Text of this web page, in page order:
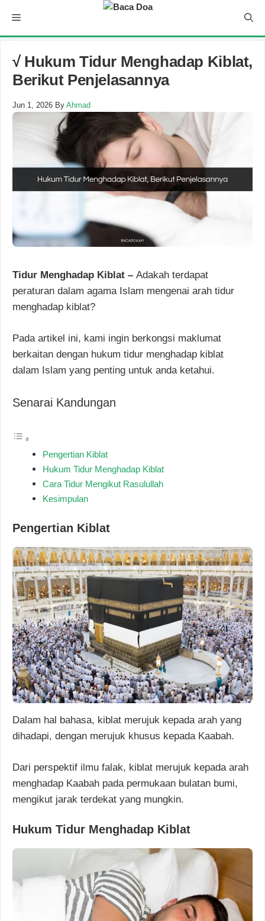
content
Menu
√ Hukum Tidur Menghadap Kiblat,
Berikut Penjelasannya
Jun 1, 2026 By Ahmad
Tidur Menghadap Kiblat – Adakah terdapat
peraturan dalam agama Islam mengenai arah tidur
menghadap kiblat?
Pada artikel ini, kami ingin berkongsi maklumat
berkaitan dengan hukum tidur menghadap kiblat
dalam Islam yang penting untuk anda ketahui.
Senarai Kandungan
Pengertian Kiblat
Hukum Tidur Menghadap Kiblat
Cara Tidur Mengikut Rasulullah
Kesimpulan
Pengertian Kiblat
Dalam hal bahasa, kiblat merujuk kepada arah yang
dihadapi, dengan merujuk khusus kepada Kaabah.
Dari perspektif ilmu falak, kiblat merujuk kepada arah
menghadap Kaabah pada permukaan bulatan bumi,
mengikut jarak terdekat yang mungkin.
Hukum Tidur Menghadap Kiblat